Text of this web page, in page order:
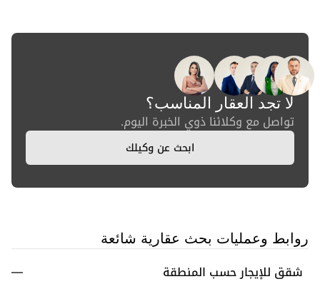
لا تجد العقار المناسب؟
تواصل مع وكلائنا ذوي الخبرة اليوم.
ابحث عن وكيلك
روابط وعمليات بحث عقارية شائعة
شقق للإيجار حسب المنطقة